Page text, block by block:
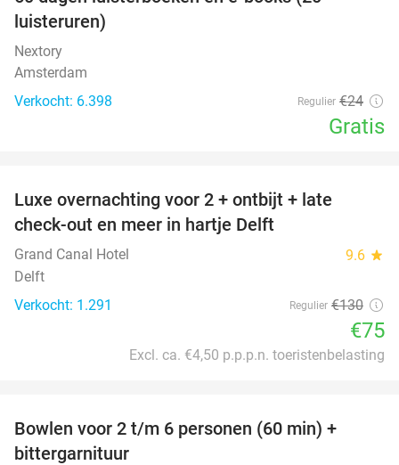
luisteruren)
Nextory
Amsterdam
Verkocht: 6.398
Regulier €24
Gratis
Luxe overnachting voor 2 + ontbijt + late
check-out en meer in hartje Delft
Grand Canal Hotel 9.6 star
Delft
Verkocht: 1.291
Regulier €130
€75
Excl. ca. €4,50 p.p.p.n. toeristenbelasting
Bowlen voor 2 t/m 6 personen (60 min) +
bittergarnituur